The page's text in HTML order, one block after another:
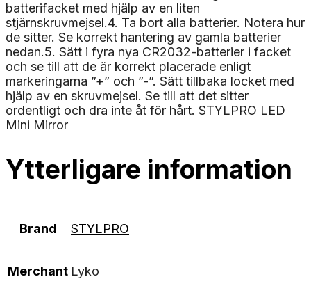
batterifacket med hjälp av en liten
stjärnskruvmejsel.4. Ta bort alla batterier. Notera hur
de sitter. Se korrekt hantering av gamla batterier
nedan.5. Sätt i fyra nya CR2032-batterier i facket
och se till att de är korrekt placerade enligt
markeringarna ”+” och ”-”. Sätt tillbaka locket med
hjälp av en skruvmejsel. Se till att det sitter
ordentligt och dra inte åt för hårt. STYLPRO LED
Mini Mirror
Ytterligare information
Brand STYLPRO
Merchant Lyko